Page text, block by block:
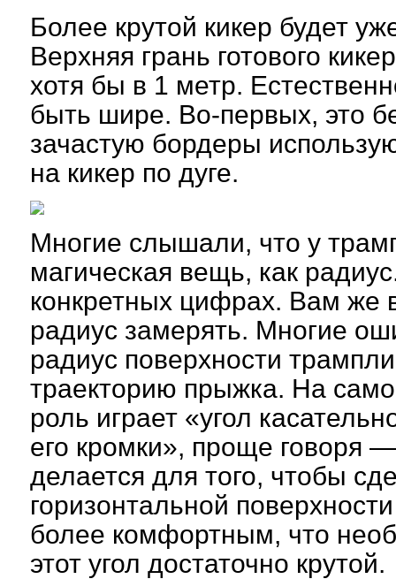
Более крутой кикер будет
Верхняя грань готового
хотя бы в 1 метр.
быть шире. Во-первых, это
зачастую бордеры
на кикер по дуге.
Многие слышали, что у
магическая вещь, как
конкретных цифрах. Вам же
радиус замерять. Многие
радиус поверхности
траекторию прыжка. На
роль играет «угол
его кромки», проще говоря
делается для того, чтобы
горизонтальной
более комфортным, что
этот угол достаточно крутой.